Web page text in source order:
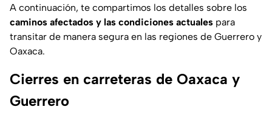
A continuación, te compartimos los detalles sobre los
caminos afectados y las condiciones actuales para
transitar de manera segura en las regiones de Guerrero y
Oaxaca.
Cierres en carreteras de Oaxaca y
Guerrero